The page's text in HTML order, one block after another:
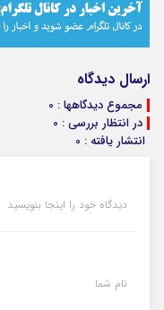
ارسال دیدگاه
مجموع دیدگاهها : 0
در انتظار بررسی : 0
انتشار یافته : 0
دیدگاه خود را اینجا بنویسید
نام شما